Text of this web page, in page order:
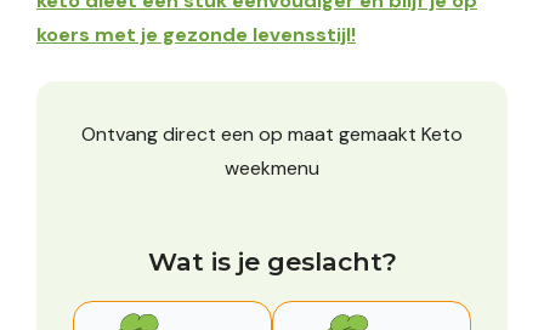
koers met je gezonde levensstijl!
Ontvang direct een op maat gemaakt Keto
weekmenu
Wat is je geslacht?